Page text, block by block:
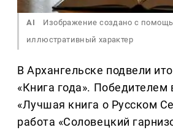
AI
Изображение создано с
иллюстративный характер
В Архангельске подвели
«Книга года». Победителем
«Лучшая книга о Русском
работа «Соловецкий